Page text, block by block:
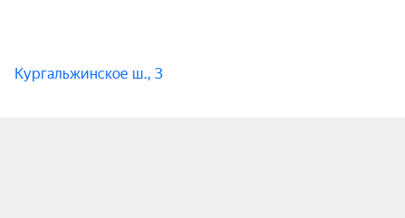
Кургальжинское ш., 3